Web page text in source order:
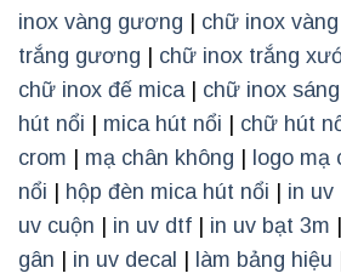
inox vàng gương | chữ inox
trắng gương | chữ inox trắng
chữ inox đế mica | chữ inox
hút nổi | mica hút nổi | chữ hút
crom | mạ chân không | logo mạ
nổi | hộp đèn mica hút nổi | in uv
uv cuộn | in uv dtf | in uv bạt 3m |
gân | in uv decal | làm bảng hiệu